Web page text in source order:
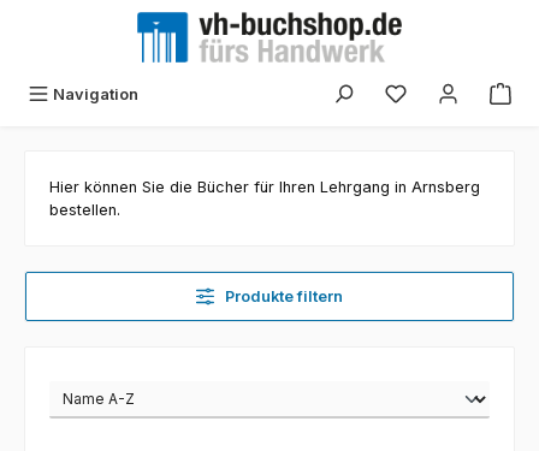
Zum Hauptinhalt springen
Navigation
Hier können Sie die Bücher für Ihren Lehrgang in Arnsberg
bestellen.
Produkte filtern